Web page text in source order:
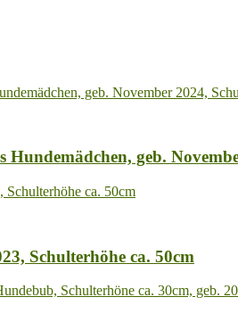
Hundemädchen, geb.
Schulterhöhe ca. 50cm